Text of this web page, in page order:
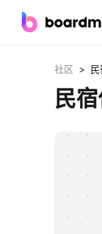
社区 >
民